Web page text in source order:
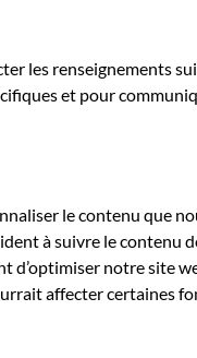
les renseignements
et pour
le contenu que
à suivre le contenu
notre site
affecter certaines